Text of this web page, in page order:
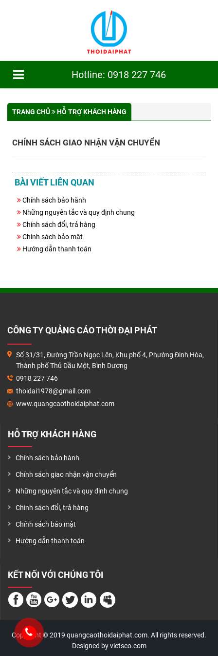
Hotline: 0918 227 746
TRANG CHỦ HỖ TRỢ KHÁCH HÀNG
CHÍNH SÁCH GIAO NHẬN VẬN CHUYỂN
BÀI VIẾT LIÊN QUAN
Chính sách bảo hành
Những nguyên tắc và quy định chung
Chính sách đổi, trả hàng
Chính sách bảo mật
Hướng dẫn thanh toán
CÔNG TY QUẢNG CÁO THỜI ĐẠI PHÁT
Số 31/31, Đường Trần Ngọc Lên, Khu phố 4, Phường Định Hòa,
Thành phố Thủ Dầu Một, Bình Dương
0918 227 746
thoidai1978@gmail.com
www.quangcaothoidaiphat.com
HỖ TRỢ KHÁCH HÀNG
Chính sách bảo hành
Chính sách giao nhận vận chuyển
Những nguyên tắc và quy định chung
Chính sách đổi, trả hàng
Chính sách bảo mật
Hướng dẫn thanh toán
KẾT NỐI VỚI CHÚNG TÔI
Copyright © 2019 quangcaothoidaiphat.com. All rights reserved.
Designed by vietseo.com
TRANG CHỦ
GIỚI THIỆU
CÔNG TRÌNH
DỊCH VỤ
TUYỂN DỤNG
THANH TOÁN
LIÊN HỆ